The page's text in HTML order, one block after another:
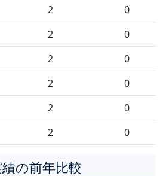
2
0
2
0
2
0
2
0
2
0
2 0
の前年比較